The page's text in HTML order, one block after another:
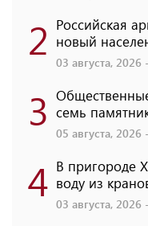
2 Российская
новый
03 августа, 2026
3 семь
05 августа, 2026
4 В пригороде
воду из
03 августа, 2026